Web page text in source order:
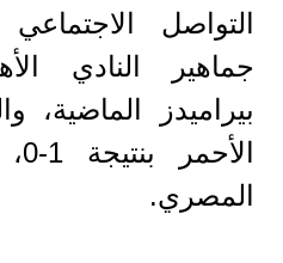
التواصل
جماهير النادي
بيراميدز الماضية،
المصري.